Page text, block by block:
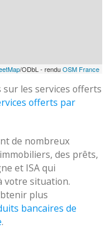
/ODbL - renduOSM France
les services offerts
offerts par
de nombreux
des prêts,
et ISA qui
votre situation.
plus
bancaires de
.